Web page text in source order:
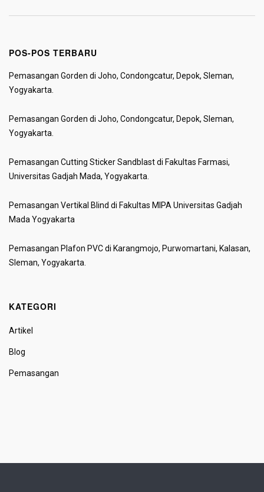
POS-POS TERBARU
Pemasangan Gorden di Joho, Condongcatur, Depok, Sleman,
Yogyakarta.
Pemasangan Gorden di Joho, Condongcatur, Depok, Sleman,
Yogyakarta.
Pemasangan Cutting Sticker Sandblast di Fakultas Farmasi,
Universitas Gadjah Mada, Yogyakarta.
Pemasangan Vertikal Blind di Fakultas MIPA Universitas Gadjah
Mada Yogyakarta
Pemasangan Plafon PVC di Karangmojo, Purwomartani, Kalasan,
Sleman, Yogyakarta.
KATEGORI
Artikel
Blog
Pemasangan